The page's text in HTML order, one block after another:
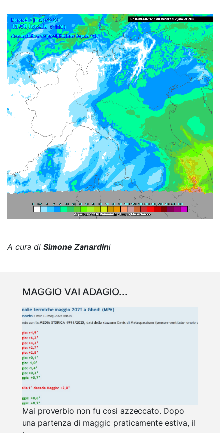
A cura di Simone Zanardini
MAGGIO VAI ADAGIO...
Mai proverbio non fu cosi azzeccato. Dopo
una partenza di maggio praticamente estiva, il